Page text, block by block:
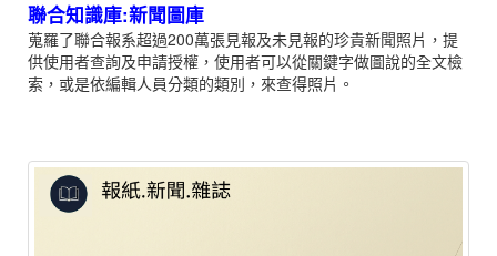
聯合知識庫:新聞圖庫
蒐羅了聯合報系超過200萬張見報及未見報的珍貴新聞照片，提
供使用者查詢及申請授權，使用者可以從關鍵字做圖說的全文檢
索，或是依編輯人員分類的類別，來查得照片。